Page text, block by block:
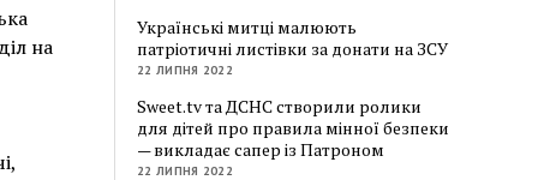
на
Українські митці малюють
патріотичні листівки за донати на ЗСУ
22 ЛИПНЯ 2022
Sweet.tv та ДСНС створили ролики
для дітей про правила мінної безпеки
— викладає сапер із Патроном
22 ЛИПНЯ 2022